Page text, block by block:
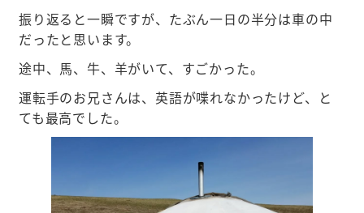
振り返ると一瞬ですが、たぶん一日の半分は車の中
だったと思います。
途中、馬、牛、羊がいて、すごかった。
運転手のお兄さんは、英語が喋れなかったけど、と
ても最高でした。